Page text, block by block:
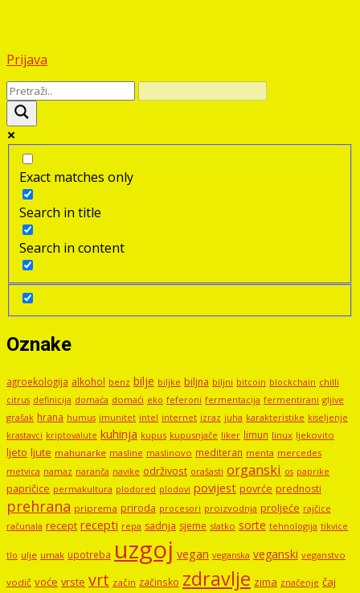
Prijava
Exact matches only
Search in title
Search in content
Oznake
agroekologija alkohol benz bilje biljke biljna biljni bitcoin blockchain chilli
citrus definicija domaća domaći eko feferoni fermentacija fermentirani gljive
grašak hrana humus imunitet intel internet izraz juha karakteristike kiseljenje
krastavci kriptovalute kuhinja kupus kupusnjače liker limun linux ljekovito
ljeto ljute mahunarke masline maslinovo mediteran menta mercedes
metvica namaz naranča navike održivost orašasti organski os paprike
papričice permakultura plodored plodovi povijest povrće prednosti
prehrana priprema priroda procesori proizvodnja proljeće rajčice
računala recept recepti repa sadnja sjeme slatko sorte tehnologija tikvice
tlo ulje umak upotreba uzgoj vegan veganska veganski veganstvo
vodič voće vrste vrt začin začinsko zdravlje zima značenje čaj